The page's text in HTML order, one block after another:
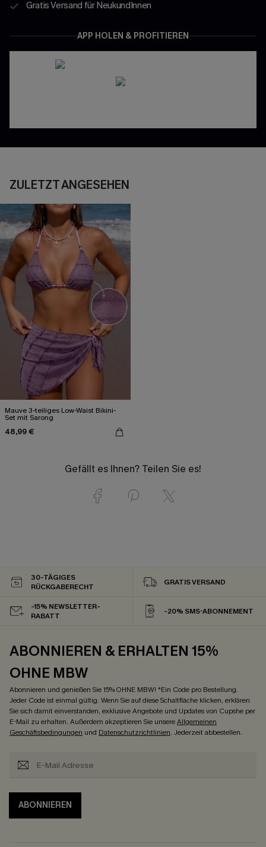
Gratis Versand für NeukundInnen
APP HOLEN & PROFITIEREN
ZULETZT ANGESEHEN
Mauve 3-teiliges Low-Waist Bikini-
Set mit Sarong
48,99 €
Gefällt es Ihnen? Teilen Sie es!
30-TÄGIGES
RÜCKGABERECHT
GRATIS VERSAND
-15% NEWSLETTER-
RABATT
-20% SMS-ABONNEMENT
ABONNIEREN & ERHALTEN 15%
OHNE MBW
Abonnieren und genießen Sie 15% OHNE MBW! *Ein Code pro Bestellung.
Jeder Code ist einmal gültig. Wenn Sie auf diese Schaltfläche klicken, erklären
Sie sich damit einverstanden, exklusive Angebote und Updates von Cupshe per
E-Mail zu erhalten. Außerdem akzeptieren Sie unsereAllgemeinen
Geschäftsbedingungen und Datenschutzrichtlinien. Jederzeit abbestellen.
ABONNIEREN